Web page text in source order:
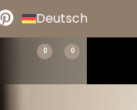
English
Español
Deutsch
Français
0 0